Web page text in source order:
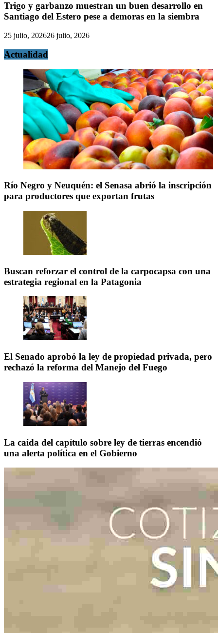
Trigo y garbanzo muestran un buen desarrollo en
Santiago del Estero pese a demoras en la siembra
25 julio, 202626 julio, 2026
Actualidad
Río Negro y Neuquén: el Senasa abrió la inscripción
para productores que exportan frutas
Buscan reforzar el control de la carpocapsa con una
estrategia regional en la Patagonia
El Senado aprobó la ley de propiedad privada, pero
rechazó la reforma del Manejo del Fuego
La caída del capítulo sobre ley de tierras encendió
una alerta política en el Gobierno